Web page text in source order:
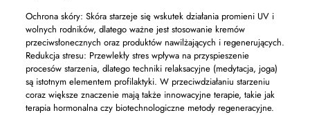
Ochrona skóry: Skóra starzeje się wskutek działania promieni UV i
wolnych rodników, dlatego ważne jest stosowanie kremów
przeciwsłonecznych oraz produktów nawilżających i regenerujących.
Redukcja stresu: Przewlekły stres wpływa na przyspieszenie
procesów starzenia, dlatego techniki relaksacyjne (medytacja, joga)
są istotnym elementem profilaktyki. W przeciwdziałaniu starzeniu
coraz większe znaczenie mają także innowacyjne terapie, takie jak
terapia hormonalna czy biotechnologiczne metody regeneracyjne.